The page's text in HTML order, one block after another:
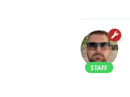
STAFF